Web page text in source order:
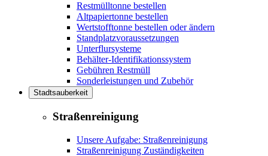
Restmülltonne bestellen
Altpapiertonne bestellen
Wertstofftonne bestellen oder ändern
Standplatzvoraussetzungen
Unterflursysteme
Behälter-Identifikationssystem
Gebühren Restmüll
Sonderleistungen und Zubehör
Stadtsauberkeit
Straßenreinigung
Unsere Aufgabe: Straßenreinigung
Straßenreinigung Zuständigkeiten